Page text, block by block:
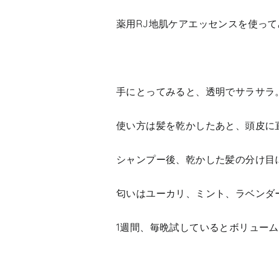
薬用RJ地肌ケアエッセンスを使って
手にとってみると、透明でサラサラ。
使い方は髪を乾かしたあと、頭皮に
シャンプー後、乾かした髪の分け
匂いはユーカリ、ミント、ラベン
1週間、毎晩試しているとボリュー